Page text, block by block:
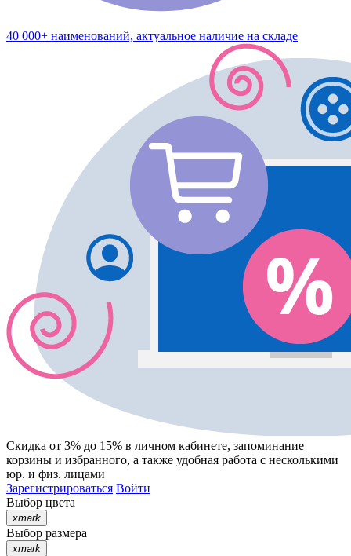
40 000+ наименований, актуальное наличие на складе
Скидка от 3% до 15% в личном кабинете, запоминание
корзины и избранного, а также удобная работа с несколькими
юр. и физ. лицами
Зарегистрироваться Войти
Выбор цвета
xmark
Выбор размера
xmark